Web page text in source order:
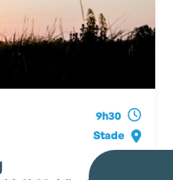
9h30
Stade